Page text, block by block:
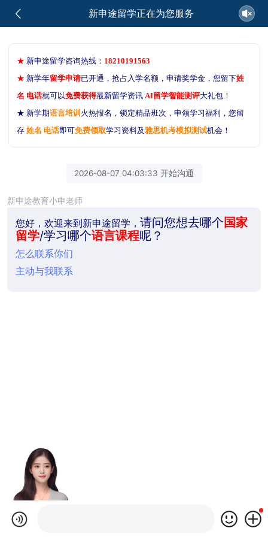
新申途留学正在为您服务
★ 新申途留学咨询热线： 18210191563
★ 新学年留学申请已开通，抢占入学名额，申请奖学金，您留下姓
名 电话就可以免费获得最新留学资讯 AI留学智能测评大礼包！
★ 新学期语言培训 火热报名，锁定精品班次，申领学习福利，您留
存姓名 电话即可免费领取学习资料及雅思机考模拟测试机会！
2026-08-07 04:03:33 开始沟通
新申途教育小申老师
您好，欢迎来到新申途留学， 请问您想去哪个国家
留学/学习哪个语言课程呢？
怎么联系你们
主动与我联系